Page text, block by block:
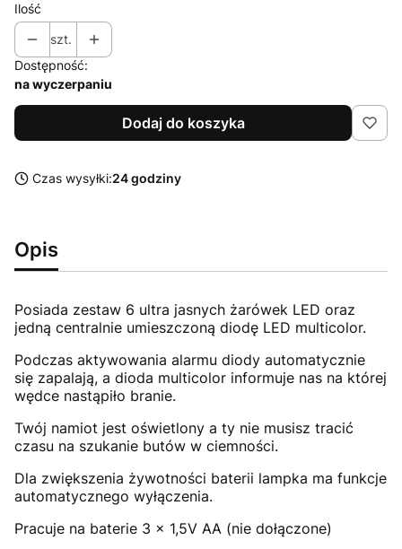
Ilość
szt.
Dostępność:
na wyczerpaniu
Dodaj do koszyka
Czas wysyłki:24 godziny
Opis
Posiada zestaw 6 ultra jasnych żarówek LED oraz
jedną centralnie umieszczoną diodę LED multicolor.
Podczas aktywowania alarmu diody automatycznie
się zapalają, a dioda multicolor informuje nas na której
wędce nastąpiło branie.
Twój namiot jest oświetlony a ty nie musisz tracić
czasu na szukanie butów w ciemności.
Dla zwiększenia żywotności baterii lampka ma funkcje
automatycznego wyłączenia.
Pracuje na baterie 3 x 1,5V AA (nie dołączone)